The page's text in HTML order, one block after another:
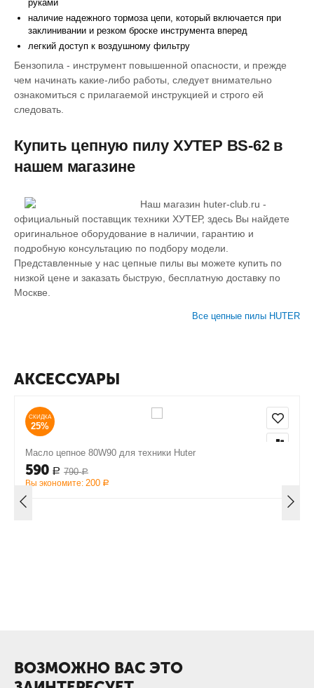
руками
наличие надежного тормоза цепи, который включается при
заклинивании и резком броске инструмента вперед
легкий доступ к воздушному фильтру
Бензопила - инструмент повышенной опасности, и прежде
чем начинать какие-либо работы, следует внимательно
ознакомиться с прилагаемой инструкцией и строго ей
следовать.
Купить цепную пилу ХУТЕР BS-62 в
нашем магазине
Наш магазин huter-club.ru -
официальный поставщик техники ХУТЕР, здесь Вы найдете
оригинальное оборудование в наличии, гарантию и
подробную консультацию по подбору модели.
Представленные у нас цепные пилы вы можете купить по
низкой цене и заказать быструю, бесплатную доставку по
Москве.
Все цепные пилы HUTER
АКСЕССУАРЫ
СКИДКА
25%
Масло цепное 80W90 для техники Huter
590 Р 790 Р
Вы экономите: 200 Р
ВОЗМОЖНО ВАС ЭТО